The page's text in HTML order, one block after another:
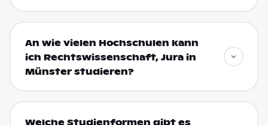
An wie vielen Hochschulen kann
ich Rechtswissenschaft, Jura in
Münster studieren?
Welche Studienformen gibt es